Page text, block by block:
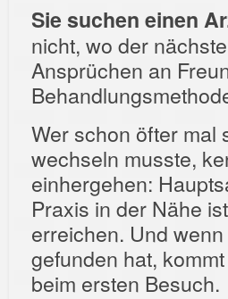
Sie suchen einen
nicht, wo der
Ansprüchen an
Wer schon öfter mal
wechseln musste,
einhergehen:
Praxis in der Nähe
erreichen. Und
gefunden hat,
beim ersten Besuch.